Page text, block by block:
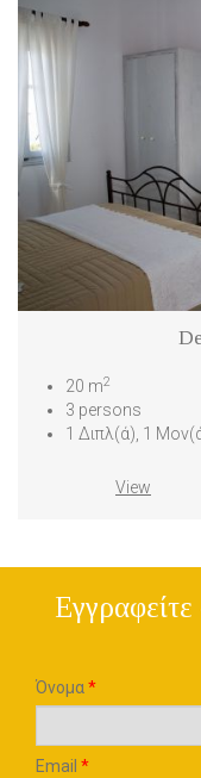
20 m2
3 persons
1 Διπλ(ά), 1
View
Όνομα*
Email *